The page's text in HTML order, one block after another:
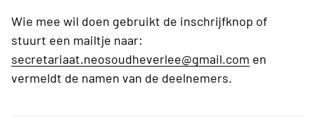
Wie mee wil doen gebruikt de inschrijfknop of
stuurt een mailtje naar:
secretariaat.neosoudheverlee@gmail.com en
vermeldt de namen van de deelnemers.